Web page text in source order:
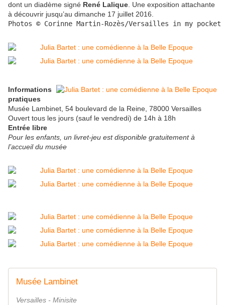
dont un diadème signé René Lalique . Une exposition attachante
à découvrir jusqu’au dimanche 17 juillet 2016.
Photos © Corinne Martin-Rozès/Versailles in my pocket
Informations
pratiques
Musée Lambinet, 54 boulevard de la Reine, 78000 Versailles
Ouvert tous les jours (sauf le vendredi) de 14h à 18h
Entrée libre
Pour les enfants, un livret-jeu est disponible gratuitement à
l’accueil du musée
Musée Lambinet
Versailles - Minisite